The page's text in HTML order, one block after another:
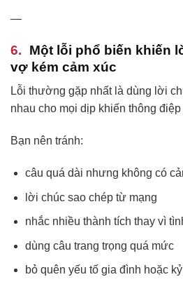
—
Một lỗi phổ biến khiến
vợ kém cảm xúc
Lỗi thường gặp nhất là dùng lời
nhau cho mọi dịp khiến thông
Bạn nên tránh:
câu quá dài nhưng không có
lời chúc sao chép từ mạng
nhắc nhiều thành tích thay vì
dùng câu trang trọng quá mức
bỏ quên yếu tố gia đình hoặc